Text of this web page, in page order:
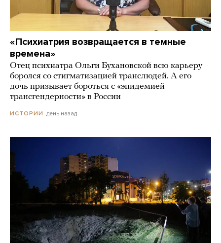
«Психиатрия возвращается в темные
времена»
Отец психиатра Ольги Бухановской всю карьеру
боролся со стигматизацией транслюдей. А его
дочь призывает бороться с «эпидемией
трансгендерности» в России
ИСТОРИИ день назад